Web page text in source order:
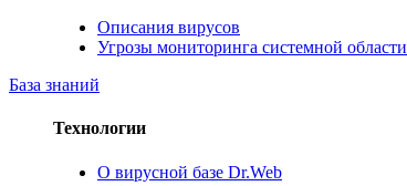
Описания вирусов
Угрозы мониторинга системной области
База знаний
Технологии
О вирусной базе Dr.Web